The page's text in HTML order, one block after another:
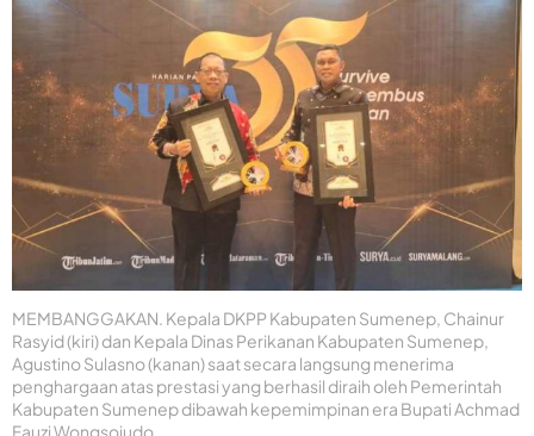
MEMBANGGAKAN. Kepala DKPP Kabupaten Sumenep, Chainur
Rasyid (kiri) dan Kepala Dinas Perikanan Kabupaten Sumenep,
Agustino Sulasno (kanan) saat secara langsung menerima
penghargaan atas prestasi yang berhasil diraih oleh Pemerintah
Kabupaten Sumenep dibawah kepemimpinan era Bupati Achmad
Fauzi Wongsojudo